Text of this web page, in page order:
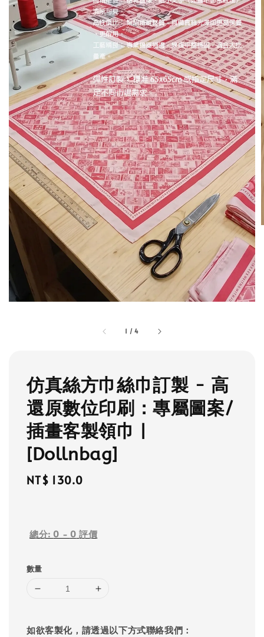
1 /4
仿真絲方巾絲巾訂製 - 高
還原數位印刷：專屬圖案/
插畫客製領巾 |
[Dollnbag]
Regular
NT$ 130.0
總分: 0 - 0 評價
數量
如欲客製化，請透過以下方式聯絡我們：